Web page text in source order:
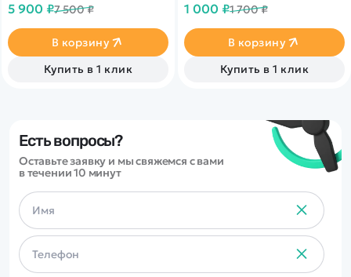
мощным коллекторным
фары. Металлические
привода. Встроенный
гироскоп для курсовой
устойчивости во время
5 900 ₽7 500 ₽
В корзину
Купить в 1 клик
Hobbywing EZRUN MAX10 G2
1 000 ₽1 700 ₽
В корзину
Купить в 1 клик
Есть вопросы?
Оставьте заявку и мы свяжемся с вами
в течении 10 минут